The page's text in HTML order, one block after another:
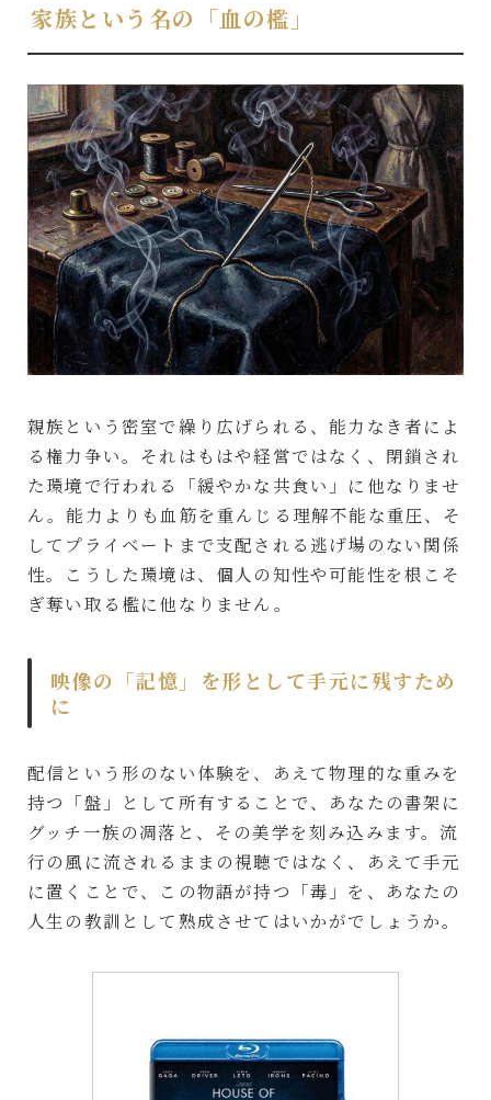
家族という名の「血の檻」
親族という密室で繰り広げられる、能力なき者によ
る権力争い。それはもはや経営ではなく、閉鎖され
た環境で行われる「緩やかな共食い」に他なりませ
ん。能力よりも血筋を重んじる理解不能な重圧、そ
してプライベートまで支配される逃げ場のない関係
性。こうした環境は、個人の知性や可能性を根こそ
ぎ奪い取る檻に他なりません。
映像の「記憶」を形として手元に残すため
に
配信という形のない体験を、あえて物理的な重みを
持つ「盤」として所有することで、あなたの書架に
グッチ一族の凋落と、その美学を刻み込みます。流
行の風に流されるままの視聴ではなく、あえて手元
に置くことで、この物語が持つ「毒」を、あなたの
人生の教訓として熟成させてはいかがでしょうか。